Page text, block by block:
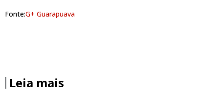
Fonte:G+ Guarapuava
Leia mais